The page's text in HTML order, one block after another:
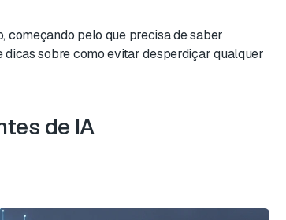
começando pelo que precisa de saber
sobre como evitar desperdiçar qualquer
de IA